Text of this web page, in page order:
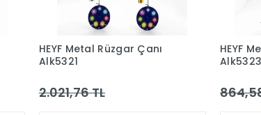
HEYF Metal Rüzgar Çanı
Alk5321
2.021,76 TL
HEYF
Alk5323